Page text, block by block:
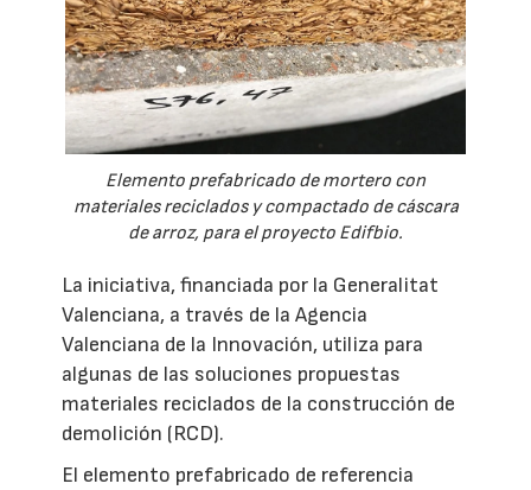
Elemento prefabricado de mortero con
materiales reciclados y compactado de cáscara
de arroz, para el proyecto Edifbio.
La iniciativa, financiada por la Generalitat
Valenciana, a través de la Agencia
Valenciana de la Innovación, utiliza para
algunas de las soluciones propuestas
materiales reciclados de la construcción de
demolición (RCD).
El elemento prefabricado de referencia